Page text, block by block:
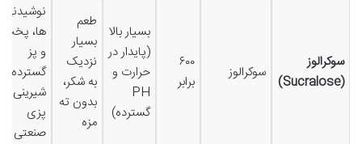
سوکرالوز
(Sucralose)
سوکرالوز
۶۰۰
برابر
بسیار بالا
(پایدار در
حرارت و
PH
گسترده)
طعم
بسیار
نزدیک
به شکر،
بدون ته
مزه
نوشیدنی
ها، پخت
و پز
گسترده،
شیرینی
پزی
صنعتی